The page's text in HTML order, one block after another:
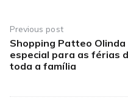
de
Post
Previous post
Previous
post:
Shopping Patteo
especial para as férias
toda a família